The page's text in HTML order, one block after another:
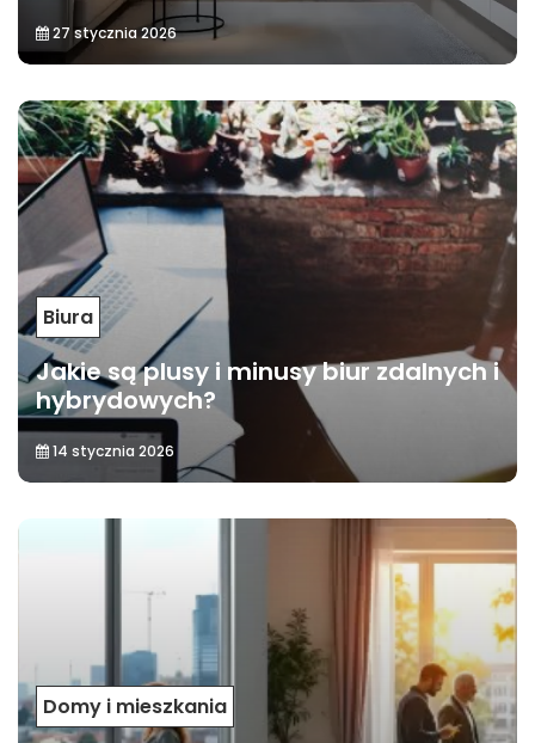
27 stycznia 2026
Biura
Jakie są plusy i minusy biur zdalnych i
hybrydowych?
14 stycznia 2026
Domy i mieszkania